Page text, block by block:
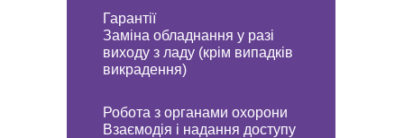
Гарантії
Заміна обладнання у разі
виходу з ладу (крім випадків
викрадення)
Робота з органами охорони
Взаємодія і надання доступу